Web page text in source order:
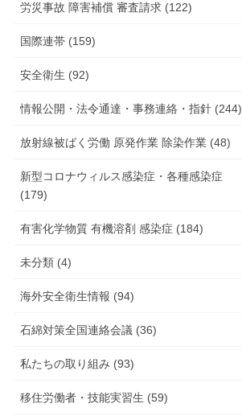
労災事故 障害補償 審査請求 (122)
国際連帯 (159)
安全衛生 (92)
情報公開・法令通達・事務連絡・指針 (244)
放射線被ばく労働 原発作業 除染作業 (48)
新型コロナウィルス感染症・各種感染症
(179)
有害化学物質 有機溶剤 感染症 (184)
未分類 (4)
海外安全衛生情報 (94)
石綿対策全国連絡会議 (36)
私たちの取り組み (93)
移住労働者・技能実習生 (59)